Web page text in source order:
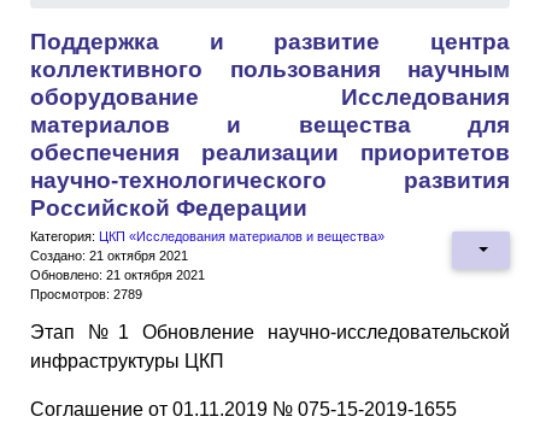
Поддержка и развитие центра
коллективного пользования научным
оборудование Исследования
материалов и вещества для
обеспечения реализации приоритетов
научно-технологического развития
Российской Федерации
Категория: ЦКП «Исследования материалов и вещества»
Создано: 21 октября 2021
Обновлено: 21 октября 2021
Просмотров: 2789
Этап №1 Обновление научно-исследовательской
инфраструктуры ЦКП
Соглашение от 01.11.2019 № 075-15-2019-1655